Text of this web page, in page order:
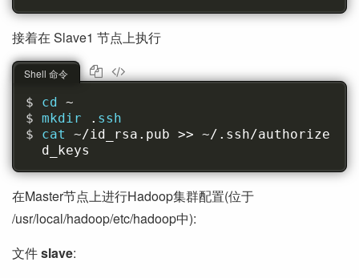
接着在 Slave1 节点上执行
cd ~
mkdir
. ssh
cat ~/id_rsa.pub >> ~/.ssh/authorize
d_keys
Shell 命令
在Master节点上进行Hadoop集群配置(位于
/usr/local/hadoop/etc/hadoop中):
文件slave: